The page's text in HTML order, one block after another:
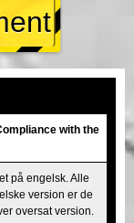
Pris
Shibuya
Tokyo Bay
with the
på engelsk. Alle
version er de
oversat version.